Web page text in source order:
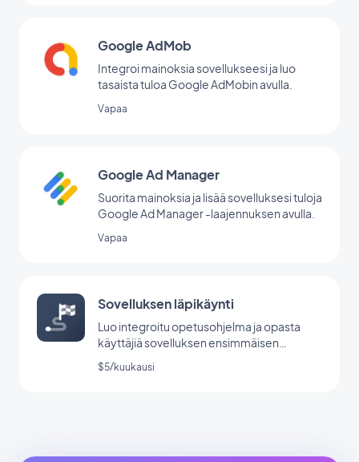
Google AdMob
Integroi mainoksia sovellukseesi ja luo
tasaista tuloa Google AdMobin avulla.
Vapaa
Google Ad Manager
Suorita mainoksia ja lisää sovelluksesi tuloja
Google Ad Manager -laajennuksen avulla.
Vapaa
Sovelluksen läpikäynti
Luo integroitu opetusohjelma ja opasta
käyttäjiä sovelluksen ensimmäisen
käynnistyksen aikana.
$5/kuukausi